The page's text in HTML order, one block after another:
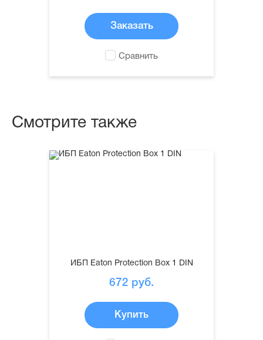
Заказать
Сравнить
Смотрите также
ИБП Eaton Protection Box 1 DIN
672 руб.
Купить